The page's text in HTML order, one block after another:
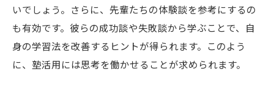
いでしょう。さらに、先輩たちの体験談を参考にするの
も有効です。彼らの成功談や失敗談から学ぶことで、自
身の学習法を改善するヒントが得られます。このよう
に、塾活用には思考を働かせることが求められます。